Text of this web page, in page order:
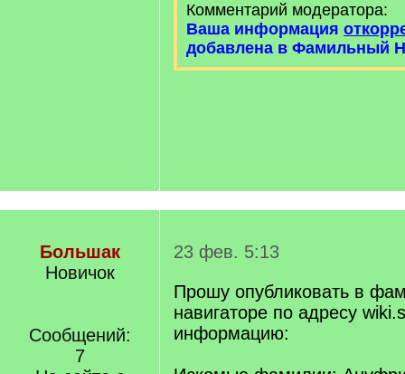
Комментарий модератора:
Ваша информация
добавлена в Фамильный
Большак
Новичок
Сообщений:
7
23 фев. 5:13
Прошу опубликовать в
навигаторе по адресу
информацию: